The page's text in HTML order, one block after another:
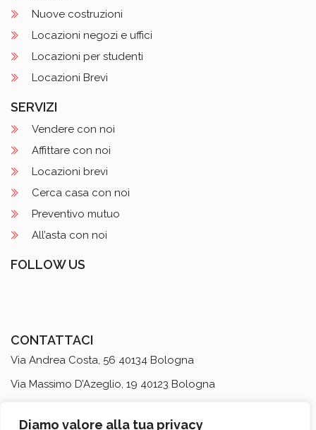
Diamo valore alla tua privacy
Nuove costruzioni
Locazioni negozi e uffici
Locazioni per studenti
Locazioni Brevi
SERVIZI
Vendere con noi
Affittare con noi
Locazioni brevi
Cerca casa con noi
Preventivo mutuo
All’asta con noi
FOLLOW US
CONTATTACI
Via Andrea Costa, 56 40134 Bologna
Via Massimo D’Azeglio, 19 40123 Bologna
Bologna